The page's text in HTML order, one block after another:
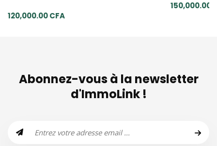
120,000.00 CFA
150,000.00
Abonnez-vous à la newsletter
d'ImmoLink !